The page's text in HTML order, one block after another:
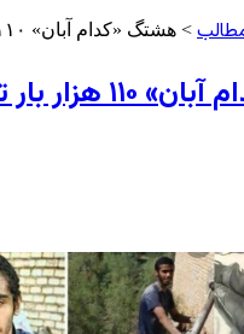
> هشتگ «کدام آبان» ۱۱۰ هزار بار توئیت و ریتوئیت شد
توئیت و ریتوئیت شد